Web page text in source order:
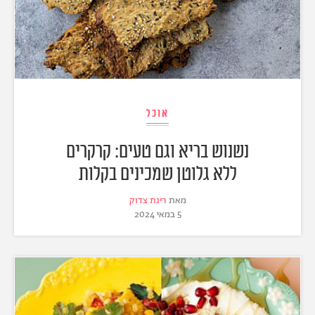
אוכל
נשנוש בריא וגם טעים: קרקרים
ללא גלוטן שמכינים בקלות
מאת רינת צדוק
5 במאי 2024